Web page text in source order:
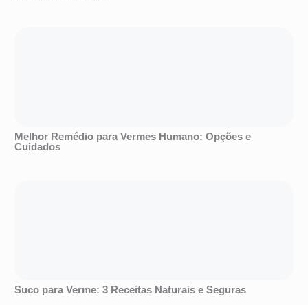
Melhor Remédio para Vermes Humano: Opções e
Cuidados
Suco para Verme: 3 Receitas Naturais e Seguras